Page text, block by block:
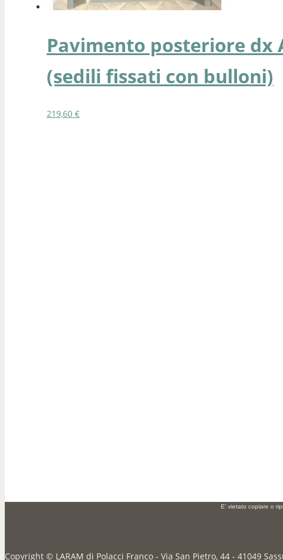
Pavimento posteriore dx
(sedili fissati con bulloni)
219,60 €
E' vietato copiare o
Copyright © LARAM di Polacci Franco - Via San Pietro, 44 - 41049